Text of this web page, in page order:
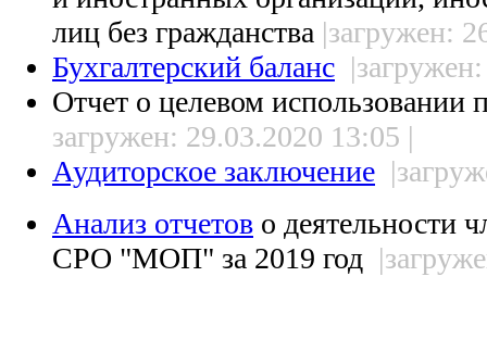
лиц без гражданства |загружен:
Бухгалтерский баланс
Отчет о целевом
загружен: 29.03.2020 13:05 |
Аудиторское заключение
Анализ отчетов о деятельности
СРО "МОП" за 2019 год